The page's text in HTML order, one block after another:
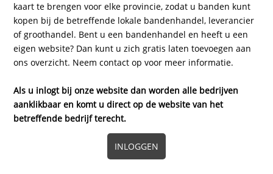
kaart te brengen voor elke provincie, zodat u banden kunt
kopen bij de betreffende lokale bandenhandel, leverancier
of groothandel. Bent u een bandenhandel en heeft u een
eigen website? Dan kunt u zich gratis laten toevoegen aan
ons overzicht. Neemcontact op voor meer informatie.
Als u inlogt bij onze website dan worden alle bedrijven
aanklikbaar en komt u direct op de website van het
betreffende bedrijf terecht.
INLOGGEN